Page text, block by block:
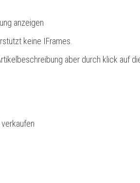
anzeigen
keine IFrames.
aber durch klick auf